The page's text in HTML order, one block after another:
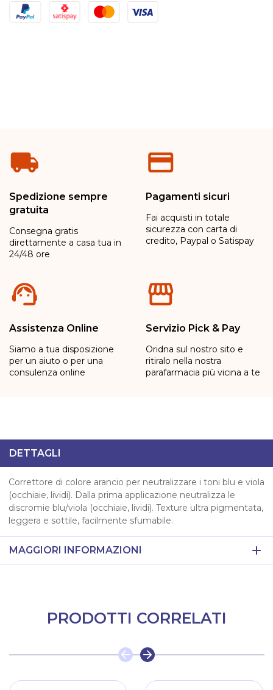
Metodi di pagamento
Spedizione sempre
gratuita
Consegna gratis
direttamente a casa tua in
24/48 ore
Pagamenti sicuri
Fai acquisti in totale
sicurezza con carta di
credito, Paypal o Satispay
Assistenza Online
Siamo a tua disposizione
per un aiuto o per una
consulenza online
Servizio Pick & Pay
Oridna sul nostro sito e
ritiralo nella nostra
parafarmacia più vicina a te
DETTAGLI
Correttore di colore arancio per neutralizzare i toni blu e viola
(occhiaie, lividi). Dalla prima applicazione neutralizza le
discromie blu/viola (occhiaie, lividi). Texture ultra pigmentata,
leggera e sottile, facilmente sfumabile.
MAGGIORI INFORMAZIONI
PRODOTTI CORRELATI